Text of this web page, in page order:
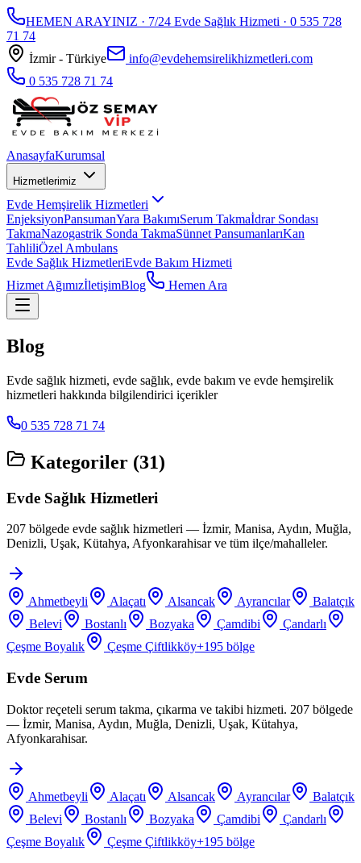
HEMEN ARAYINIZ · 7/24 Evde Sağlık Hizmeti · 0 535 728
71 74
İzmir - Türkiye
info@evdehemsirelikhizmetleri.com
0 535 728 71 74
AnasayfaKurumsal
Hizmetlerimiz
Evde Hemşirelik Hizmetleri
EnjeksiyonPansumanYara BakımıSerum Takmaİdrar Sondası
TakmaNazogastrik Sonda TakmaSünnet PansumanlarıKan
TahliliÖzel Ambulans
Evde Sağlık HizmetleriEvde Bakım Hizmeti
Hizmet AğımızİletişimBlog Hemen Ara
Blog
Evde sağlık hizmeti, evde sağlık, evde bakım ve evde hemşirelik
hizmetleri hakkında bilgilendirici içerikler
0 535 728 71 74
Kategoriler (31)
Evde Sağlık Hizmetleri
207 bölgede evde sağlık hizmetleri — İzmir, Manisa, Aydın, Muğla,
Denizli, Uşak, Kütahya, Afyonkarahisar ve tüm ilçe/mahalleler.
Ahmetbeyli Alaçatı Alsancak Ayrancılar
Balatçık
Belevi
Bostanlı Bozyaka Çamdibi
Çandarlı
Çeşme Boyalık
Çeşme Çiftlikköy+195 bölge
Evde Serum
Doktor reçeteli serum takma, çıkarma ve takibi hizmeti. 207 bölgede
— İzmir, Manisa, Aydın, Muğla, Denizli, Uşak, Kütahya,
Afyonkarahisar.
Ahmetbeyli Alaçatı Alsancak Ayrancılar
Balatçık
Belevi
Bostanlı Bozyaka Çamdibi
Çandarlı
Çeşme Boyalık
Çeşme Çiftlikköy+195 bölge